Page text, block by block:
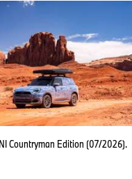
Countryman Edition (07/2026).